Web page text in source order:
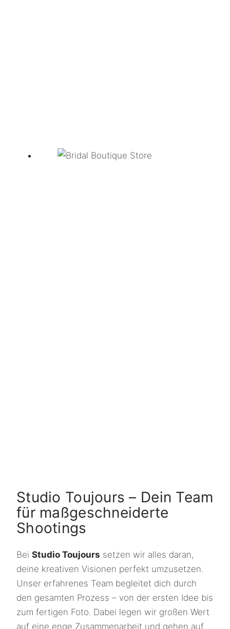
Studio Toujours – Dein Team
für maßgeschneiderte
Shootings
Bei Studio Toujours setzen wir alles daran,
deine kreativen Visionen perfekt umzusetzen.
Unser erfahrenes Team begleitet dich durch
den gesamten Prozess – von der ersten Idee bis
zum fertigen Foto. Dabei legen wir großen Wert
auf eine enge Zusammenarbeit und gehen auf